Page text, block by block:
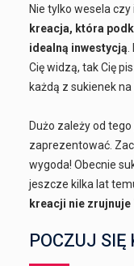
Nie tylko wesela
kreacja, która
idealną inwestycją
Cię widzą, tak Cię
każdą z sukienek
Dużo zależy od
zaprezentować.
wygoda! Obecnie
jeszcze kilka lat
kreacji nie
POCZUJ SIĘ